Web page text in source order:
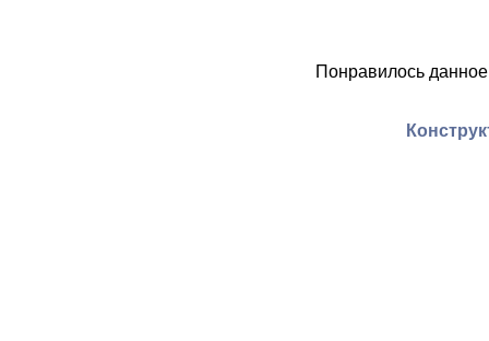
Понравилось